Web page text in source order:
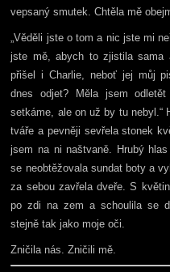
vepsaný smutek. Chtěla mě
„Věděli jste o tom a nic jste mi
jste mě, abych to zjistila sama
přišel i Charlie, neboť jej můj
dnes odjet? Měla jsem
setkáme, ale on už by tu nebyl.“
tváře a pevněji sevřela stonek
jsem na ni naštvaně. Hrubý
se neobtěžovala sundat boty a
za sebou zavřela dveře. S
po zdi na zem a schoulila se
stejně tak jako moje oči.
Zničila nás. Zničili mě.